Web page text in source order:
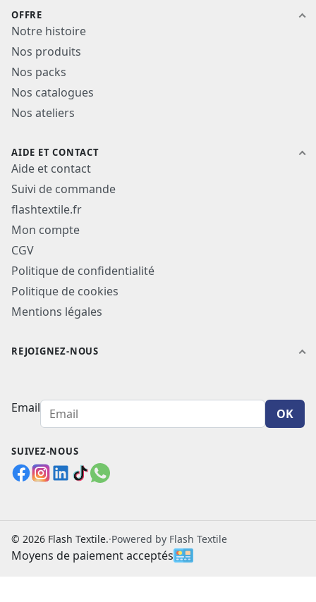
OFFRE
Notre histoire
Nos produits
Nos packs
Nos catalogues
Nos ateliers
AIDE ET CONTACT
Aide et contact
Suivi de commande
flashtextile.fr
Mon compte
CGV
Politique de confidentialité
Politique de cookies
Mentions légales
REJOIGNEZ-NOUS
Email OK
SUIVEZ-NOUS
© 2026 Flash Textile.·Powered by Flash Textile
Moyens de paiement acceptés